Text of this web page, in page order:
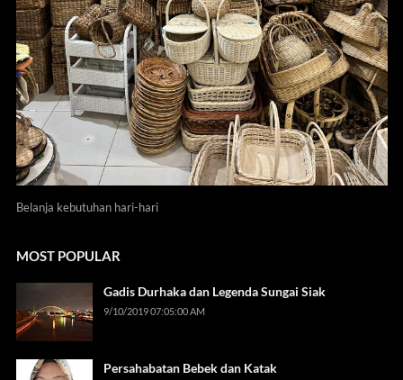
Belanja kebutuhan hari-hari
MOST POPULAR
Gadis Durhaka dan Legenda Sungai Siak
9/10/2019 07:05:00 AM
Persahabatan Bebek dan Katak